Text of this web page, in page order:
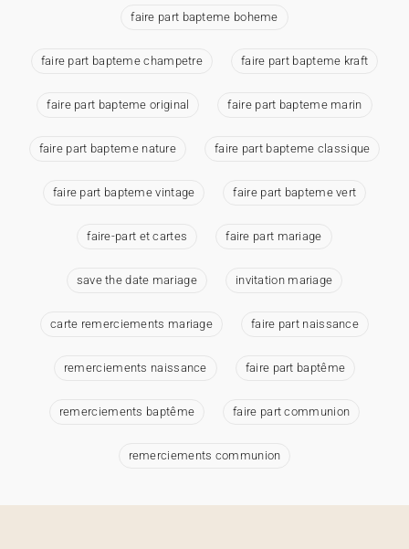
faire part bapteme boheme
faire part bapteme champetre faire part bapteme kraft
faire part bapteme original faire part bapteme marin
faire part bapteme nature faire part bapteme classique
faire part bapteme vintage faire part bapteme vert
faire-part et cartes faire part mariage
save the date mariage invitation mariage
carte remerciements mariage faire part naissance
remerciements naissance faire part baptême
remerciements baptême faire part communion
remerciements communion